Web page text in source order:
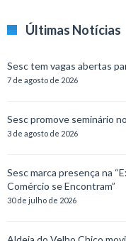
Últimas Notícias
Sesc tem vagas abertas
7 de agosto de 2026
Sesc promove seminário
3 de agosto de 2026
Sesc marca presença na
Comércio se Encontram”
30 de julho de 2026